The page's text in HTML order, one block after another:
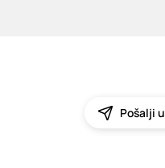
Pošalji